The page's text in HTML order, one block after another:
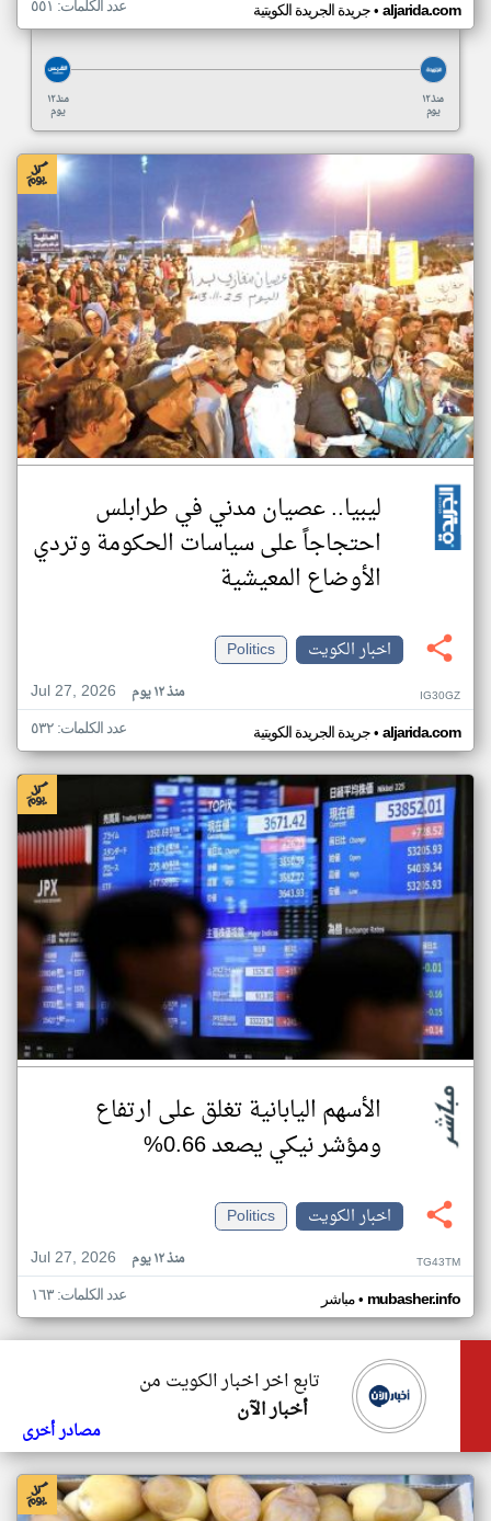
جريدة الجريدة الكويتية• aljarida.com عدد الكلمات: ٥٥١
منذ ١٢
يوم
منذ ١٢
يوم
ليبيا.. عصيان مدني في طرابلس
احتجاجاً على سياسات الحكومة وتردي
الأوضاع المعيشية
اخبار الكويت
Politics
Jul 27, 2026
منذ ١٢ يوم IG30GZ
جريدة الجريدة الكويتية• aljarida.com عدد الكلمات: ٥٣٢
الأسهم اليابانية تغلق على ارتفاع
ومؤشر نيكي يصعد 0.66%
اخبار الكويت
Politics
Jul 27, 2026
منذ ١٢ يوم TG43TM
مباشر• mubasher.info عدد الكلمات: ١٦٣
تابع اخر اخبار الكويت من
أخبار الآن
مصادر أخرى